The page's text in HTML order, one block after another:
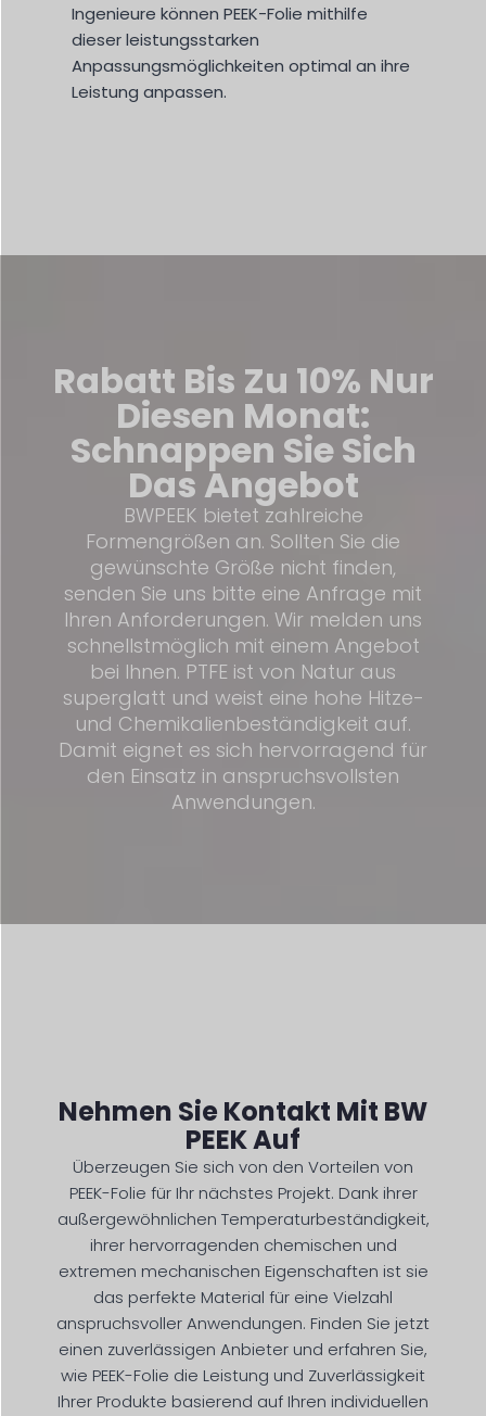
Ingenieure können PEEK-Folie mithilfe
dieser leistungsstarken
Anpassungsmöglichkeiten optimal an ihre
Leistung anpassen.
Rabatt Bis Zu 10% Nur
Diesen Monat:
Schnappen Sie Sich
Das Angebot
BWPEEK bietet zahlreiche
Formengrößen an. Sollten Sie die
gewünschte Größe nicht finden,
senden Sie uns bitte eine Anfrage mit
Ihren Anforderungen. Wir melden uns
schnellstmöglich mit einem Angebot
bei Ihnen. PTFE ist von Natur aus
superglatt und weist eine hohe Hitze-
und Chemikalienbeständigkeit auf.
Damit eignet es sich hervorragend für
den Einsatz in anspruchsvollsten
Anwendungen.
Nehmen Sie Kontakt Mit BW
PEEK Auf
Überzeugen Sie sich von den Vorteilen von
PEEK-Folie für Ihr nächstes Projekt. Dank ihrer
außergewöhnlichen Temperaturbeständigkeit,
ihrer hervorragenden chemischen und
extremen mechanischen Eigenschaften ist sie
das perfekte Material für eine Vielzahl
anspruchsvoller Anwendungen. Finden Sie jetzt
einen zuverlässigen Anbieter und erfahren Sie,
wie PEEK-Folie die Leistung und Zuverlässigkeit
Ihrer Produkte basierend auf Ihren individuellen